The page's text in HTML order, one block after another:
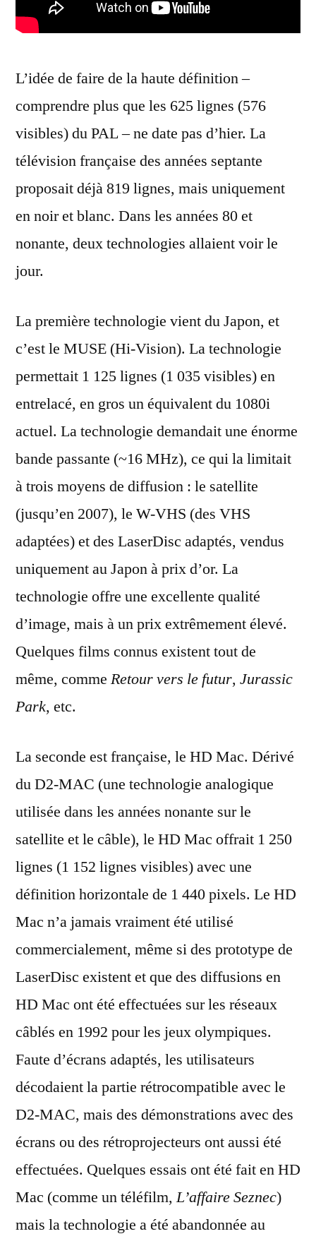
L’idée de faire de la haute définition –
comprendre plus que les 625 lignes (576
visibles) du PAL – ne date pas d’hier. La
télévision française des années septante
proposait déjà 819 lignes, mais uniquement
en noir et blanc. Dans les années 80 et
nonante, deux technologies allaient voir le
jour.
La première technologie vient du Japon, et
c’est le MUSE (Hi-Vision). La technologie
permettait 1 125 lignes (1 035 visibles) en
entrelacé, en gros un équivalent du 1080i
actuel. La technologie demandait une énorme
bande passante (~16 MHz), ce qui la limitait
à trois moyens de diffusion : le satellite
(jusqu’en 2007), le W-VHS (des VHS
adaptées) et des LaserDisc adaptés, vendus
uniquement au Japon à prix d’or. La
technologie offre une excellente qualité
d’image, mais à un prix extrêmement élevé.
Quelques films connus existent tout de
même, comme Retour vers le futur, Jurassic
Park, etc.
La seconde est française, le HD Mac. Dérivé
du D2-MAC (une technologie analogique
utilisée dans les années nonante sur le
satellite et le câble), le HD Mac offrait 1 250
lignes (1 152 lignes visibles) avec une
définition horizontale de 1 440 pixels. Le HD
Mac n’a jamais vraiment été utilisé
commercialement, même si des prototype de
LaserDisc existent et que des diffusions en
HD Mac ont été effectuées sur les réseaux
câblés en 1992 pour les jeux olympiques.
Faute d’écrans adaptés, les utilisateurs
décodaient la partie rétrocompatible avec le
D2-MAC, mais des démonstrations avec des
écrans ou des rétroprojecteurs ont aussi été
effectuées. Quelques essais ont été fait en HD
Mac (comme un téléfilm,L’affaire Seznec)
mais la technologie a été abandonnée au